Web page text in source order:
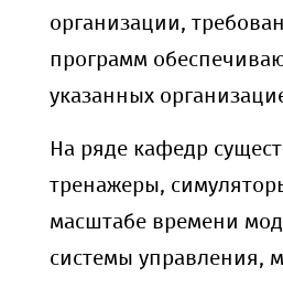
организации,
программ
указанных
На ряде кафедр
тренажеры,
масштабе времени
системы управления,